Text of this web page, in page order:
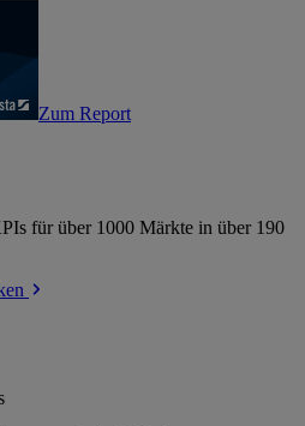
Zum Report
für über 1000 Märkte in über 190